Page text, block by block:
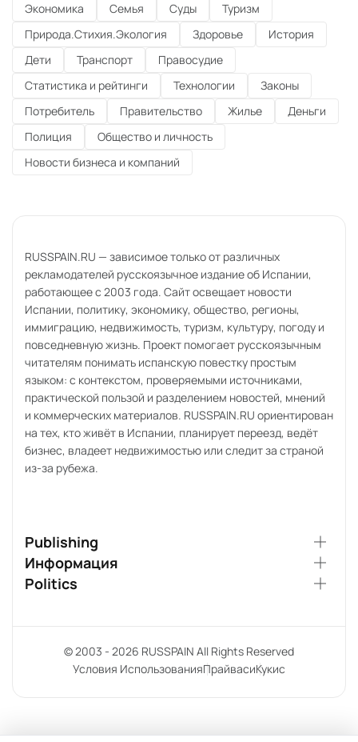
Экономика
Семья Суды
Туризм
Природа.Стихия.Экология
Здоровье
История
Дети
Транспорт
Правосудие
Статистика и рейтинги
Технологии
Законы
Потребитель
Правительство Жилье
Деньги
Полиция
Общество и личность
Новости бизнеса и компаний
RUSSPAIN.RU — зависимое только от различных
рекламодателей русскоязычное издание об Испании,
работающее с 2003 года. Сайт освещает новости
Испании, политику, экономику, общество, регионы,
иммиграцию, недвижимость, туризм, культуру, погоду и
повседневную жизнь. Проект помогает русскоязычным
читателям понимать испанскую повестку простым
языком: с контекстом, проверяемыми источниками,
практической пользой и разделением новостей, мнений
и коммерческих материалов. RUSSPAIN.RU ориентирован
на тех, кто живёт в Испании, планирует переезд, ведёт
бизнес, владеет недвижимостью или следит за страной
из-за рубежа.
Publishing
Информация
Politics
© 2003 - 2026 RUSSPAIN All Rights Reserved
Условия ИспользованияПрайвасиКукис